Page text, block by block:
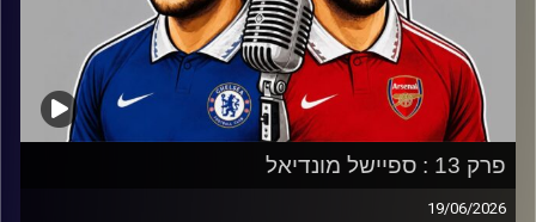
פרק 13 : ספיישל מונדיאל
19/06/2026